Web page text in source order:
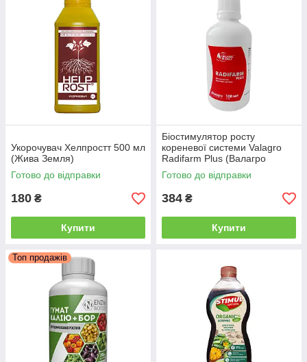
Укорочувач Хелпростт 500 мл
(Жива Земля)
Готово до відправки
180 ₴
Купити
Біостимулятор росту
кореневої системи Valagro
Radifarm Plus (Валагро
Радіфарм Плюс) 100 мл
Готово до відправки
384 ₴
Купити
Топ продажів